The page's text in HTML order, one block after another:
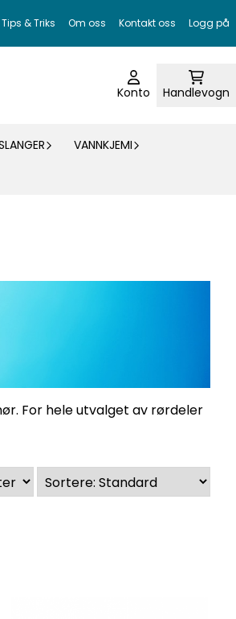
Tips & Triks Om oss Kontakt oss Logg på
Konto Handlevogn
VANNKJEMI
. For hele utvalget av rørdeler